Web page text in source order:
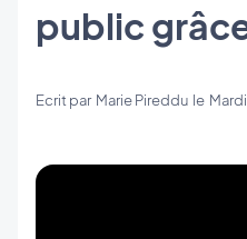
public
Ecrit par Marie Pireddu le